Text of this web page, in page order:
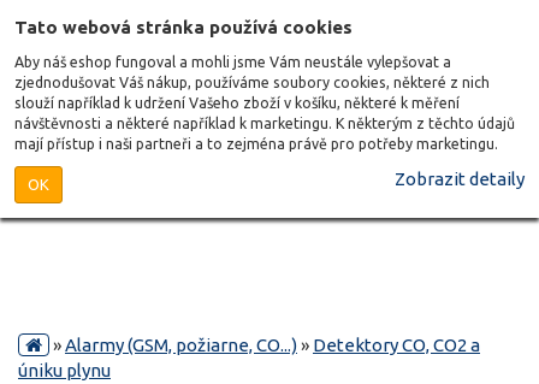
Tato webová stránka používá cookies
Aby náš eshop fungoval a mohli jsme Vám neustále vylepšovat a
zjednodušovat Váš nákup, používáme soubory cookies, některé z nich
slouží například k udržení Vašeho zboží v košíku, některé k měření
návštěvnosti a některé například k marketingu. K některým z těchto údajů
mají přístup i naši partneři a to zejména právě pro potřeby marketingu.
OK Zobrazit detaily
»Alarmy (GSM, požiarne, CO...)» Detektory CO, CO2 a
úniku plynu